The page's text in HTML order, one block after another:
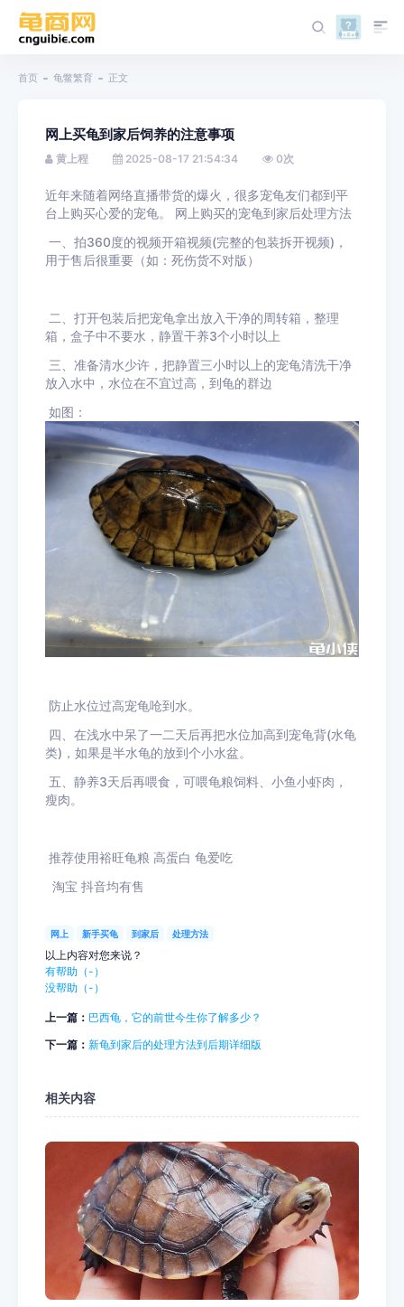
首页 龟鳖繁育 正文
网上买龟到家后饲养的注意事项
黄上程 2025-08-17 21:54:34 0次
近年来随着网络直播带货的爆火，很多宠龟友们都到平
台上购买心爱的宠龟。 网上购买的宠龟到家后处理方法
一、拍360度的视频开箱视频(完整的包装拆开视频)，
用于售后很重要（如：死伤货不对版）
二、打开包装后把宠龟拿出放入干净的周转箱，整理
箱，盒子中不要水，静置干养3个小时以上
三、准备清水少许，把静置三小时以上的宠龟清洗干净
放入水中，水位在不宜过高，到龟的群边
如图：
防止水位过高宠龟呛到水。
四、在浅水中呆了一二天后再把水位加高到宠龟背(水龟
类)，如果是半水龟的放到个小水盆。
五、静养3天后再喂食，可喂龟粮饲料、小鱼小虾肉，
瘦肉。
推荐使用裕旺龟粮 高蛋白 龟爱吃
淘宝 抖音均有售
网上 新手买龟 到家后 处理方法
以上内容对您来说？
有帮助（- ）
没帮助（- ）
上一篇： 巴西龟，它的前世今生你了解多少？
下一篇： 新龟到家后的处理方法到后期详细版
相关内容